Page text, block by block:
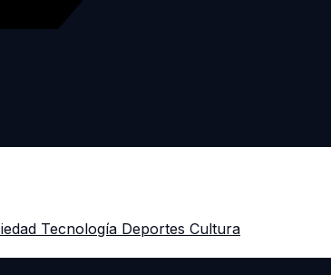
Tecnología Deportes Cultura